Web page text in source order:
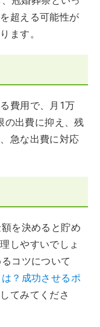
超える可能性が
ます。
費用で、月1万
の出費に抑え、残
急な出費に対応
を決めると貯め
しやすいでしょ
コツについて
？成功させるポ
てみてくださ